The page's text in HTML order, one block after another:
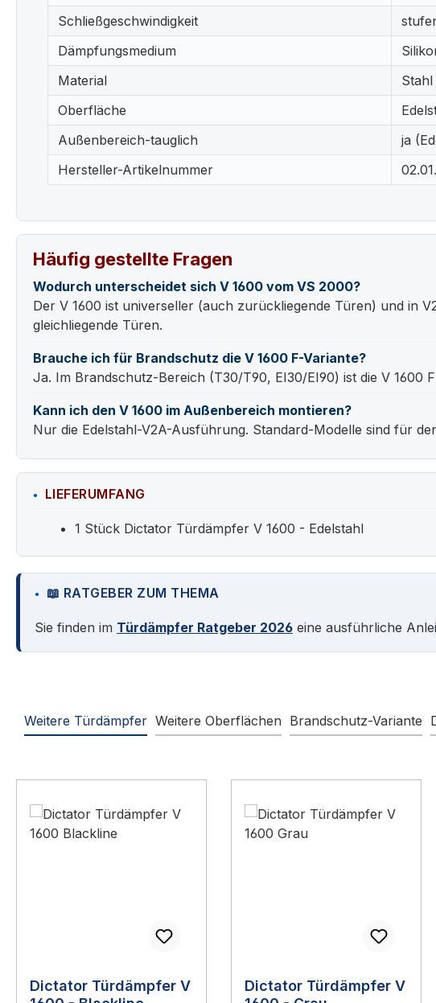
Schließgeschwindigkeit
Dämpfungsmedium
Material
Stahl
Oberfläche
Außenbereich-tauglich
ja
Hersteller-Artikelnummer
Häufig gestellte Fragen
Wodurch unterscheidet sich V 1600 vom VS 2000?
Der V 1600 ist universeller (auch zurückliegende Türen) und in
gleichliegende Türen.
Brauche ich für Brandschutz die V 1600 F-Variante?
Ja. Im Brandschutz-Bereich (T30/T90, EI30/EI90) ist die V 1600
Kann ich den V 1600 im Außenbereich montieren?
Nur die Edelstahl-V2A-Ausführung. Standard-Modelle sind für
LIEFERUMFANG
1 Stück Dictator Türdämpfer V 1600 - Edelstahl
📖 RATGEBER ZUM THEMA
Sie finden im Türdämpfer Ratgeber 2026 eine ausführliche
Weitere Türdämpfer Weitere Oberflächen Brandschutz-Variante
Dictator Türdämpfer V
Dictator Türdämpfer V